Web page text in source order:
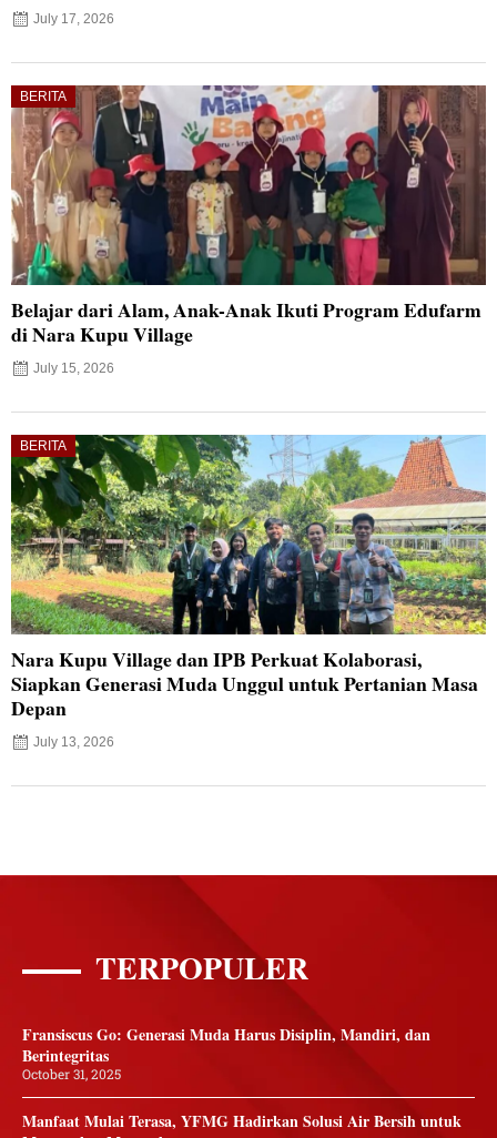
July 17, 2026
BERITA
Belajar dari Alam, Anak-Anak Ikuti Program Edufarm
di Nara Kupu Village
July 15, 2026
BERITA
Nara Kupu Village dan IPB Perkuat Kolaborasi,
Siapkan Generasi Muda Unggul untuk Pertanian Masa
Depan
July 13, 2026
TERPOPULER
Fransiscus Go: Generasi Muda Harus Disiplin, Mandiri, dan
Berintegritas
October 31, 2025
Manfaat Mulai Terasa, YFMG Hadirkan Solusi Air Bersih untuk